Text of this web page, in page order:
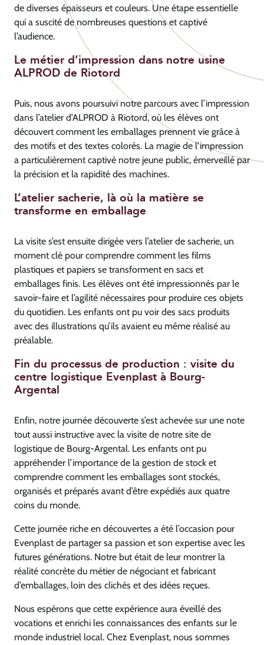
de diverses épaisseurs et couleurs. Une étape essentielle
qui a suscité de nombreuses questions et captivé
l’audience.
Le métier d’impression dans notre usine
ALPROD de Riotord
Puis, nous avons poursuivi notre parcours avec l’impression
dans l’atelier d’ALPROD à Riotord, où les élèves ont
découvert comment les emballages prennent vie grâce à
des motifs et des textes colorés. La magie de l’impression
a particulièrement captivé notre jeune public, émerveillé par
la précision et la rapidité des machines.
L’atelier sacherie, là où la matière se
transforme en emballage
La visite s’est ensuite dirigée vers l’atelier de sacherie, un
moment clé pour comprendre comment les films
plastiques et papiers se transforment en sacs et
emballages finis. Les élèves ont été impressionnés par le
savoir-faire et l’agilité nécessaires pour produire ces objets
du quotidien. Les enfants ont pu voir des sacs produits
avec des illustrations qu’ils avaient eu même réalisé au
préalable.
Fin du processus de production : visite du
centre logistique Evenplast à Bourg-
Argental
Enfin, notre journée découverte s’est achevée sur une note
tout aussi instructive avec la visite de notre site de
logistique de Bourg-Argental. Les enfants ont pu
appréhender l’importance de la gestion de stock et
comprendre comment les emballages sont stockés,
organisés et préparés avant d’être expédiés aux quatre
coins du monde.
Cette journée riche en découvertes a été l’occasion pour
Evenplast de partager sa passion et son expertise avec les
futures générations. Notre but était de leur montrer la
réalité concrète du métier de négociant et fabricant
d’emballages, loin des clichés et des idées reçues.
Nous espérons que cette expérience aura éveillé des
vocations et enrichi les connaissances des enfants sur le
monde industriel local. Chez Evenplast, nous sommes